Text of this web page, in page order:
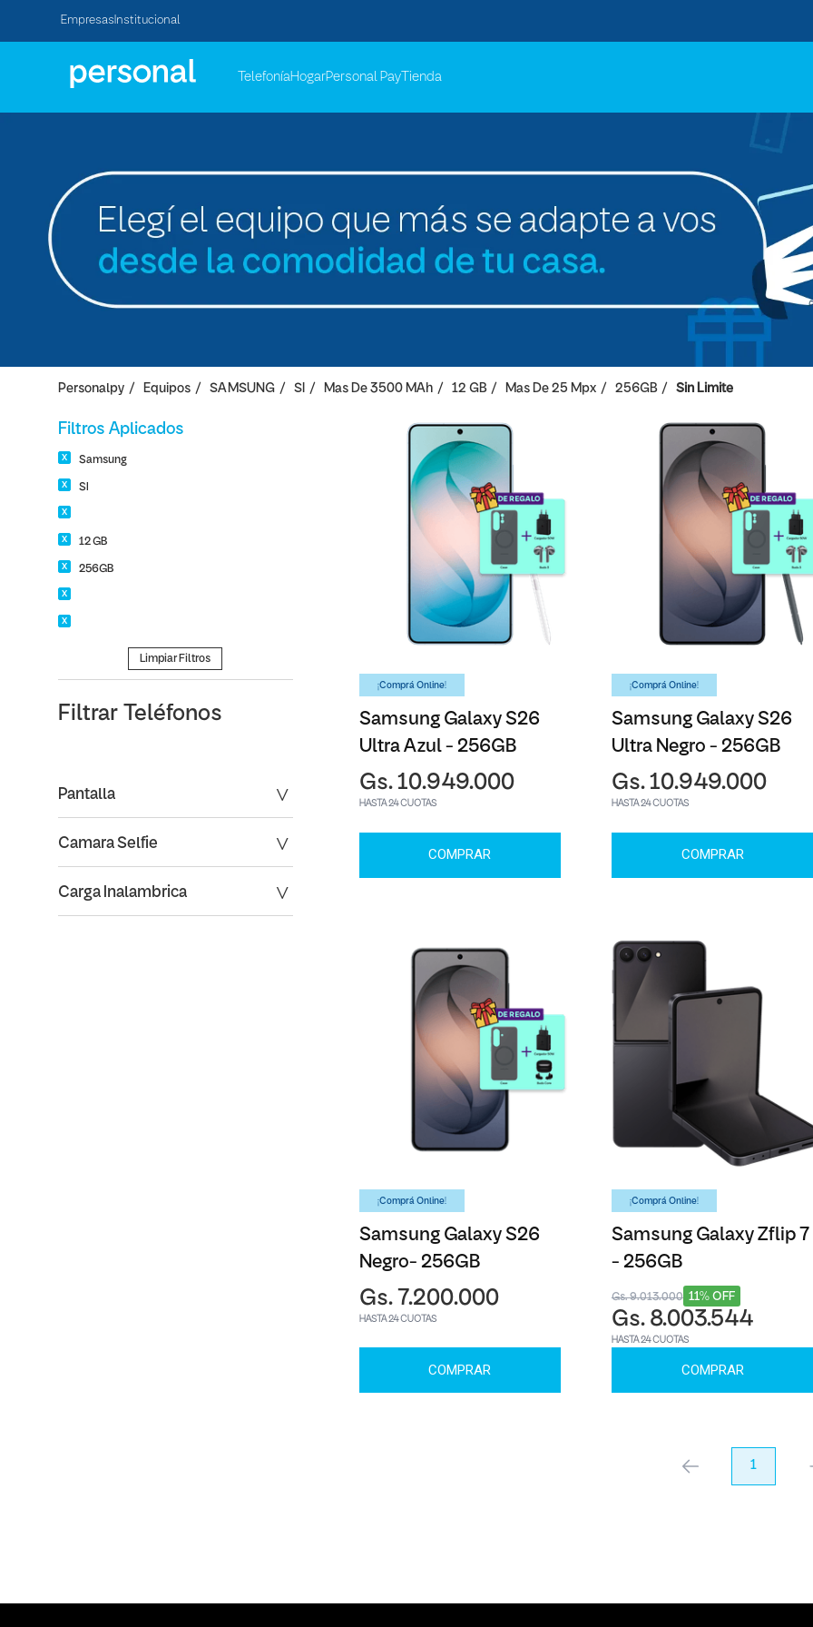
Empresas Institucional
TelefoníaHogarPersonal Pay Tienda
Personalpy Equipos SAMSUNG SI Mas De 3500 MAh 12 GB Mas De 25 Mpx 256GB Sin Limite
Filtros Aplicados
Samsung
SI
12 GB
256GB
Limpiar Filtros
Filtrar Teléfonos
Pantalla
Carga Inalambrica
Camara Selfie
¡Comprá Online!
Samsung Galaxy S26
Ultra Azul - 256GB
Gs. 10.949.000
HASTA 24 CUOTAS
COMPRAR
¡Comprá Online!
Samsung Galaxy S26
Ultra Negro - 256GB
Gs. 10.949.000
HASTA 24 CUOTAS
COMPRAR
¡Comprá Online!
Samsung Galaxy S26
Negro- 256GB
Gs. 7.200.000
HASTA 24 CUOTAS
COMPRAR
¡Comprá Online!
Samsung Galaxy Zflip 7
- 256GB
11% OFF
Gs. 9.013.000
Gs. 8.003.544
HASTA 24 CUOTAS
COMPRAR
anterior 1